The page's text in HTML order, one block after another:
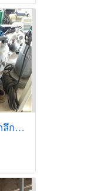
ปั๊มน้ำไดร์โว่ซับเมิสดูดน้ำลึกโคลนสระแก้ว